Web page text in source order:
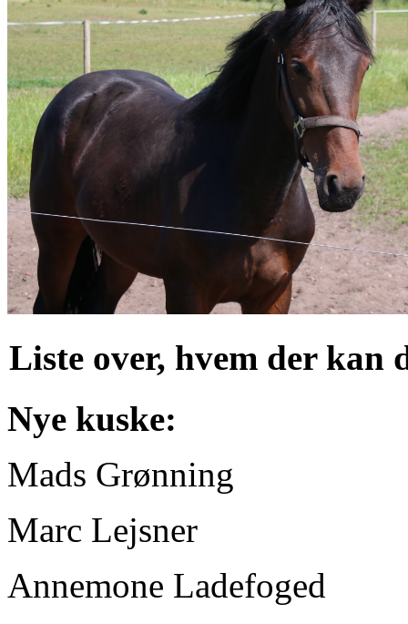
Liste over, hvem der kan
Nye kuske:
Mads Grønning
Marc Lejsner
Annemone Ladefoged